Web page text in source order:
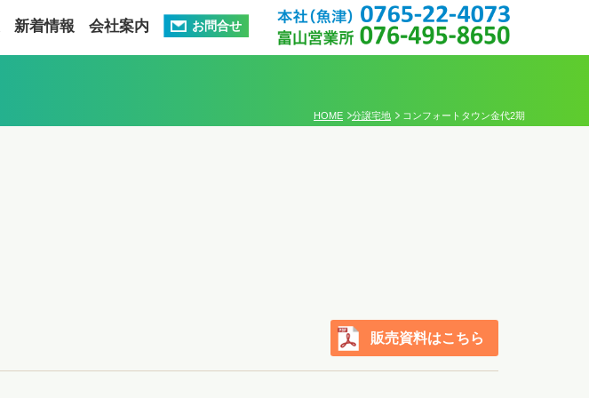
新着情報 会社案内 お問合せ
HOME 分譲宅地 コンフォートタウン金代2期
販売資料はこちら